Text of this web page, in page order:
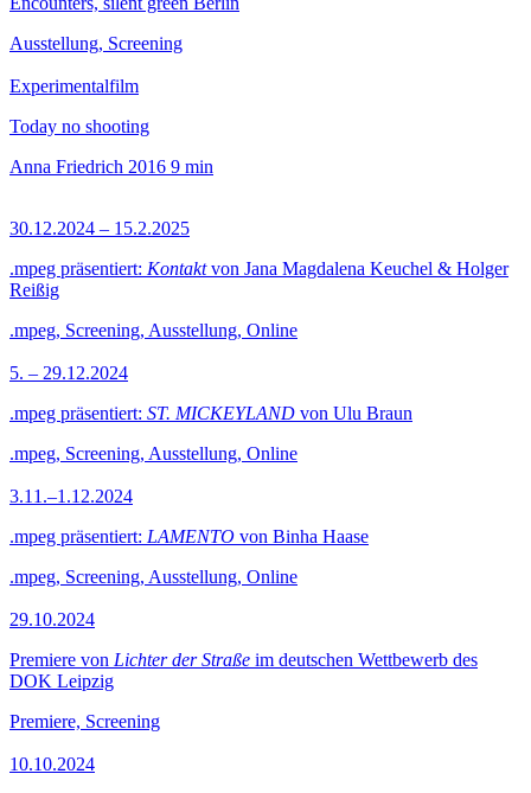
Ausstellung, Screening
Experimentalfilm
Today no shooting
Anna Friedrich 2016 9 min
30.12.2024 – 15.2.2025
.mpeg präsentiert: Kontaktvon Jana Magdalena Keuchel & Holger
Reißig
.mpeg, Screening, Ausstellung, Online
5. – 29.12.2024
.mpeg präsentiert: ST. MICKEYLAND von Ulu Braun
.mpeg, Screening, Ausstellung, Online
3.11.–1.12.2024
.mpeg präsentiert: LAMENTO von Binha Haase
.mpeg, Screening, Ausstellung, Online
29.10.2024
Premiere von Lichter der Straße im deutschen Wettbewerb des
DOK Leipzig
Premiere, Screening
10.10.2024